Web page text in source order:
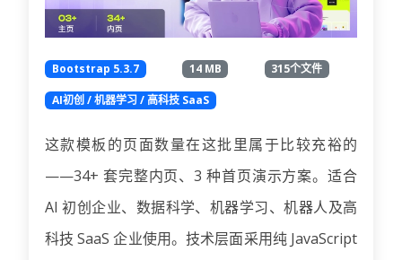
Bootstrap 5.3.7 14 MB 315个文件
AI初创 / 机器学习 / 高科技 SaaS
这款模板的页面数量在这批里属于比较充裕的
——34+ 套完整内页、3 种首页演示方案。适合
AI 初创企业、数据科学、机器学习、机器人及高
科技 SaaS 企业使用。技术层面采用纯 JavaScript